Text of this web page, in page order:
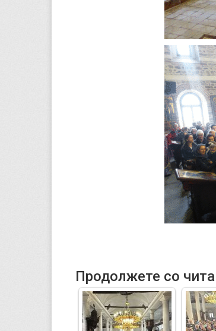
Продолжете со